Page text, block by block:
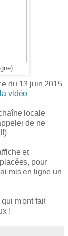
du 13 juin 2015
vidéo
locale
de ne
et
pour
mis en ligne un
m'ont fait
!